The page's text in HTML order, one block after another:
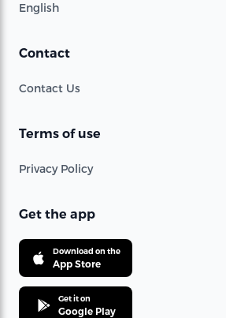
English
Contact
Contact Us
Terms of use
Privacy Policy
Get the app
Download on the
App Store
Get it on
Google Play